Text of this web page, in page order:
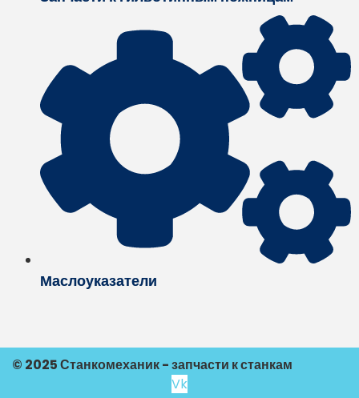
Маслоуказатели
© 2025 Станкомеханик - запчасти к станкам
Vk